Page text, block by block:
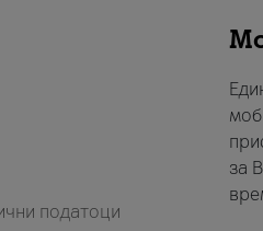
податоци
за